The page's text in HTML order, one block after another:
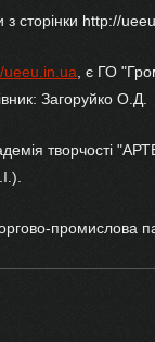
сторінки http://
ueeu.in.ua , є ГО
Загоруйко О.Д.
творчості
промислова